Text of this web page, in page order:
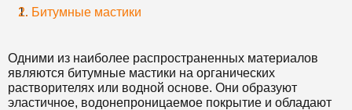
Битумные мастики
Одними из наиболее распространенных материалов
являются битумные мастики на органических
растворителях или водной основе. Они образуют
эластичное, водонепроницаемое покрытие и обладают